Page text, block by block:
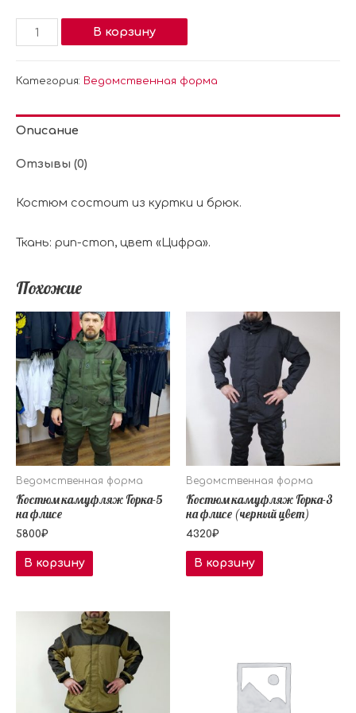
В корзину
Категория: Ведомственная форма
Описание
Отзывы (0)
Костюм состоит из куртки и брюк.
Ткань: рип-стоп, цвет «Цифра».
Похожие
Ведомственная форма
Костюм камуфляж Горка-5
на флисе
5800₽
В корзину
Ведомственная форма
Костюм камуфляж Горка-3
на флисе (черный цвет)
4320₽
В корзину